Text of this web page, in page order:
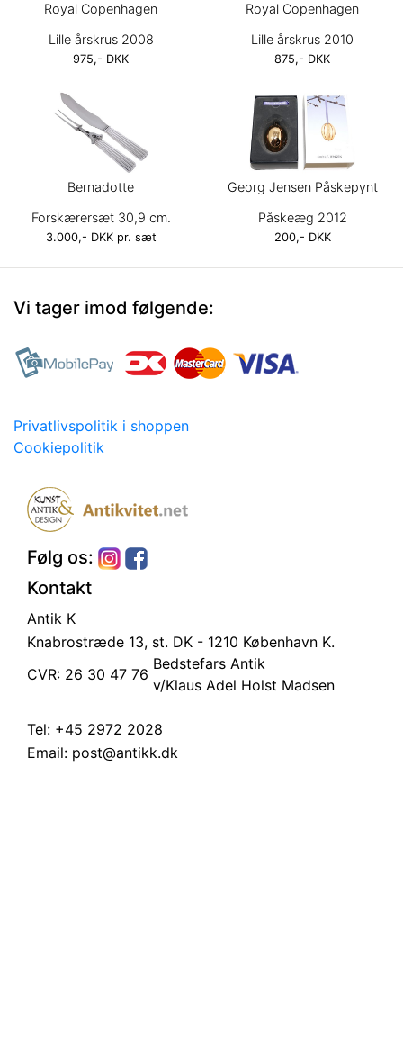
Royal Copenhagen
Lille årskrus 2008
975,- DKK
Royal Copenhagen
Lille årskrus 2010
875,- DKK
Bernadotte
Forskærersæt 30,9 cm.
3.000,- DKK pr. sæt
Georg Jensen Påskepynt
Påskeæg 2012
200,- DKK
Vi tager imod følgende:
Privatlivspolitik i shoppen
Cookiepolitik
Følg os:
Kontakt
Antik K
Knabrostræde 13, st. DK - 1210 København K.
CVR: 26 30 47 76
Bedstefars Antik
v/Klaus Adel Holst Madsen
Tel: +45 2972 2028
Email: post@antikk.dk